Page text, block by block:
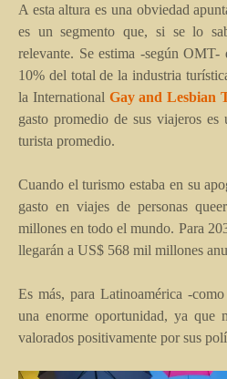
A esta altura es una obviedad
es un segmento que, si se lo
relevante. Se estima -según OMT-
10% del total de la industria
la International Gay and Lesbian
gasto promedio de sus viajeros
turista promedio.
Cuando el turismo estaba en su
gasto en viajes de personas
millones en todo el mundo. Para
llegarán a US$ 568 mil millones
Es más, para Latinoamérica -
una enorme oportunidad, ya que
valorados positivamente por sus